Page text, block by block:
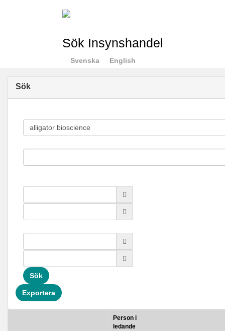
Sök Insynshandel
Svenska English
Sök
Sök
Exportera
Person i
ledande